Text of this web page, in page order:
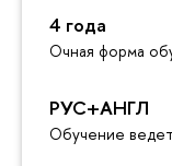
4 года
Очная форма
РУС+АНГЛ
Обучение